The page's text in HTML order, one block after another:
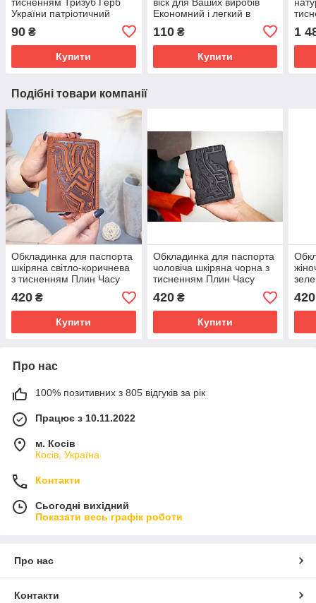
України патріотичний
90 ₴
Купити
Економний і легкий в
110₴
Купити
1
Подібні товари компанії
Обкладинка для паспорта
шкіряна світло-коричнева
з тисненням Плин Часу
420 ₴
Купити
Обкладинка для паспорта
чоловіча шкіряна чорна з
тисненням Плин Часу
420₴
Купити
420
Про нас
100% позитивних з 805 відгуків за рік
Працює з 10.11.2022
м. Косів
Косів, Україна
Контакти
Сьогодні вихідний
Показати весь графік роботи
Про нас
Контакти